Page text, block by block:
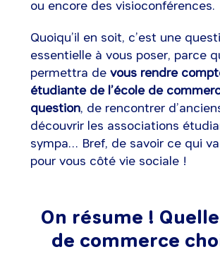
ou encore des visioconférences.
Quoiqu’il en soit, c’est une
essentielle à vous poser, parce
permettra devous rendre
étudiante de l’école de
question, de rencontrer
découvrir les associations
sympa… Bref, de savoir ce qui
pour vous côté vie sociale !
On résume !
de commerce